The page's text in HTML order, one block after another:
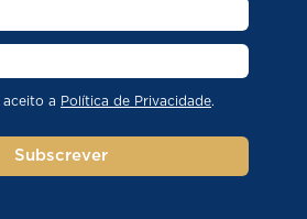
aceito a Política de Privacidade.
Subscrever